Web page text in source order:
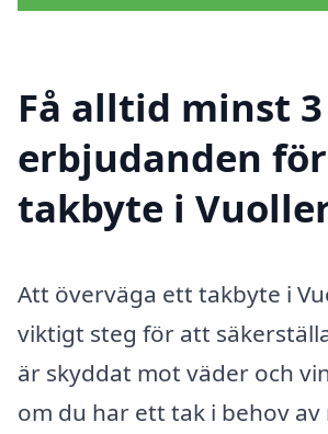
Få alltid minst 3
erbjudanden för
takbyte i
Att överväga ett takbyte i
viktigt steg för att
är skyddat mot väder och
om du har ett tak i behov